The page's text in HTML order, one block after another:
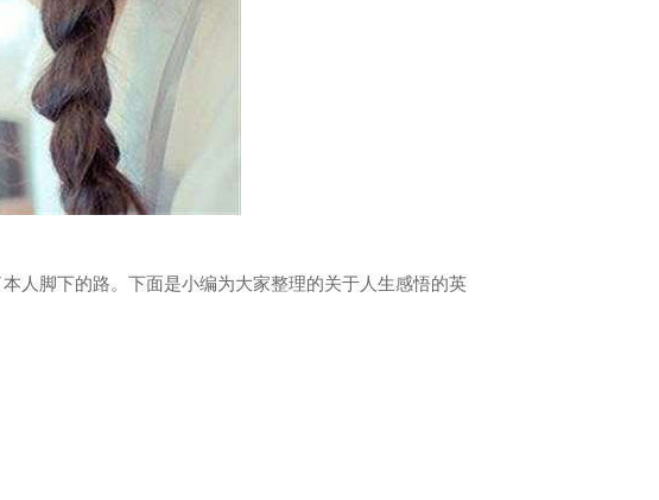
人脚下的路。下面是小编为大家整理的关于人生感悟的英